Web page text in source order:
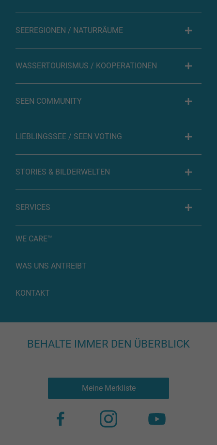
SEEREGIONEN / NATURRÄUME
WASSERTOURISMUS / KOOPERATIONEN
SEEN COMMUNITY
LIEBLINGSSEE / SEEN VOTING
STORIES & BILDERWELTEN
SERVICES
WE CARE™
WAS UNS ANTREIBT
KONTAKT
BEHALTE IMMER DEN ÜBERBLICK
Meine Merkliste